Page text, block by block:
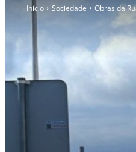
Início Sociedade Obras da